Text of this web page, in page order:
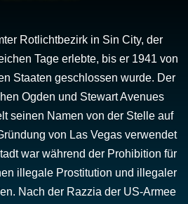
Rotlichtbezirk in Sin City, der
Tage erlebte, bis er 1941 von
Staaten geschlossen wurde. Der
Ogden und Stewart Avenues
seinen Namen von der Stelle auf
von Las Vegas verwendet
war während der Prohibition für
illegale Prostitution und illegaler
Nach der Razzia der US-Armee